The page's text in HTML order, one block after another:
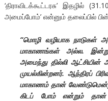
‘திராவிடக்கூட்டரசு’ இதழில்
அமைப்போம்’ என்னும் தலைப்பில்
“மொழி வழியாக நாடுகள்
மாகாணங்கள் அல்ல. இன்று
அமைந்து தில்லி ஆட்சியின்
முயல்கின்றனர். ஆந்திரப்
மாகாணம் தான்
கிடப் போம் என்றும் தான்